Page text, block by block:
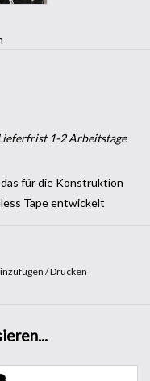
1-2 Arbeitstage
für die Konstruktion
Tape entwickelt
gesättigt ist, reicht
zu waschen, um seine
/Drucken